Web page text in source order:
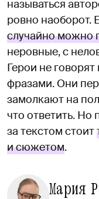
называться
ровно наоборот.
случайно можно
неровные, с
Герои не
фразами. Они
замолкают на
что ответить.
за текстом стоит
и сюжетом.
Мария